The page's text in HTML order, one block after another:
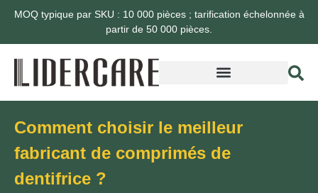
MOQ typique par SKU : 10 000 pièces ; tarification échelonnée à
partir de 50 000 pièces.
Comment choisir le meilleur
fabricant de comprimés de
dentifrice ?